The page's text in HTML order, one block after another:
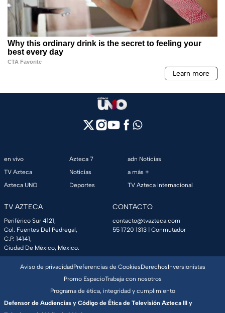
en vivo
TV Azteca
Azteca UNO
Azteca 7
Noticias
Deportes
adn Noticias
a más +
TV Azteca Internacional
TV AZTECA
Periférico Sur 4121,
Col. Fuentes Del Pedregal,
C.P. 14141,
Ciudad De México, México.
CONTACTO
contacto@tvazteca.com
55 1720 1313 | Conmutador
Aviso de privacidadPreferencias de CookiesDerechosInversionistas
Promo EspacioTrabaja con nosotros
Programa de ética, integridad y cumplimiento
Defensor de Audiencias y Código de Ética de Televisión Azteca III y